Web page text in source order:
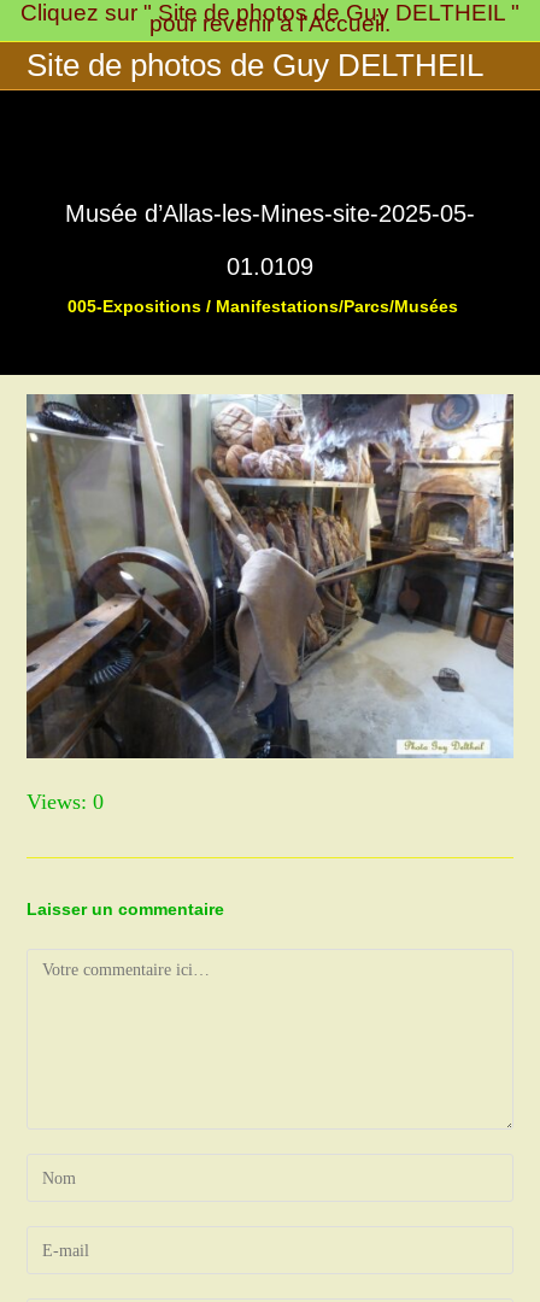
Skip
to
content
Cliquez sur " Site de photos de Guy DELTHEIL "
pour revenir à l'Accueil.
Site de photos de Guy DELTHEIL
Musée d’Allas-les-Mines-site-2025-05-
01.0109
005-Expositions / Manifestations/Parcs/Musées
Views: 0
Laisser un commentaire
Comment
Enter
Enter